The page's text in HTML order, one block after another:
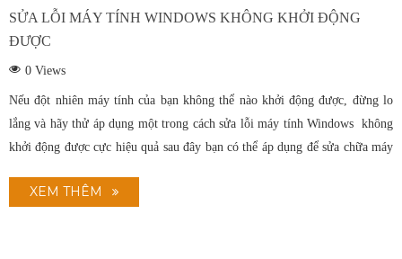
SỬA LỖI MÁY TÍNH WINDOWS KHÔNG KHỞI ĐỘNG
ĐƯỢC
0 Views
Nếu đột nhiên máy tính của bạn không thể nào khởi động được, đừng lo
lắng và hãy thử áp dụng một trong cách sửa lỗi máy tính Windows không
khởi động được cực hiệu quả sau đây bạn có thể áp dụng để sửa chữa máy
XEM THÊM